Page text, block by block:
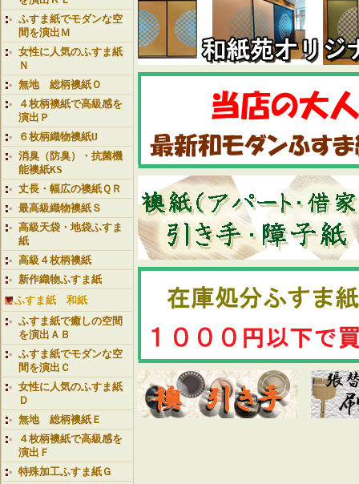
ふすま紙でモダンな空
間を演出Ｍ
女性に人気のふすま紙
Ｎ
無地 総柄襖紙Ｏ
４枚柄襖紙で高級感を
演出Ｐ
６枚柄織物襖紙U
消臭（防臭）・抗菌機
能襖紙KS
丈長・幅広の襖紙ＱＲ
最高級織物襖紙Ｓ
高級天袋・地袋ふすま
紙
高級４枚柄襖紙
新作織物ふすま紙
ふすま紙 和紙
ふすま紙で癒しの空間
を演出ＡＢ
ふすま紙でモダンな空
間を演出Ｃ
女性に人気のふすま紙
Ｄ
無地 総柄襖紙Ｅ
４枚柄襖紙で高級感を
演出Ｆ
特殊加工ふすま紙Ｇ